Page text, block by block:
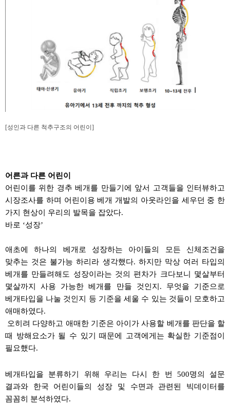
[성인과 다른 척추구조의 어린이]
어른과 다른 어린이
어린이를 위한 경추 베개를 만들기에 앞서 고객들을 인터뷰하고
시장조사를 하며 어린이용 베개 개발의 아웃라인을 세우던 중 한
가지 현상이 우리의 발목을 잡았다.
바로 ‘성장’
애초에 하나의 베개로 성장하는 아이들의 모든 신체조건을
맞추는 것은 불가능 하리라 생각했다. 하지만 막상 여러 타입의
베개를 만들려해도 성장이라는 것의 편차가 크다보니
몇살부터
몇살까지
사용 가능한 베개를 만들 것인지 . 무엇을 기준으로
베개타입을 나눌 것인지 등 기준을 세울 수 있는 것들이 모호하고
애매하였다.
오히려 다양하고 애매한 기준은 아이가 사용할 베개를 판단을 할
때 방해요소가 될 수 있기 때문에 고객에게는 확실한 기준점이
필요했다.
베개타입을 분류하기 위해 우리는 다시 한 번 500명의 설문
결과와 한국 어린이들의 성장
및 수면과 관련된 빅데이터를
꼼꼼히 분석하였다.